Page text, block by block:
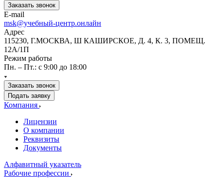
Заказать звонок
E-mail
msk@учебный-центр.онлайн
Адрес
115230, Г.МОСКВА, Ш КАШИРСКОЕ, Д. 4, К. 3, ПОМЕЩ.
12А/1П
Режим работы
Пн. – Пт.: с 9:00 до 18:00
Заказать звонок
Подать заявку
Компания
Лицензии
О компании
Реквизиты
Документы
Алфавитный указатель
Рабочие профессии